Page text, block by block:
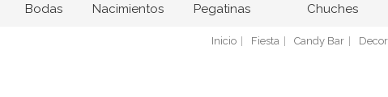
Bodas Nacimientos Pegatinas Chuches
Inicio Fiesta Candy Bar